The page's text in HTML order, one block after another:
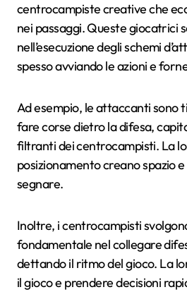
centrocampiste creative che
nei passaggi. Queste giocatrici
nell’esecuzione degli schemi
spesso avviando le azioni e
Ad esempio, le attaccanti sono
fare corse dietro la difesa,
filtranti dei centrocampisti. La
posizionamento creano spazio
segnare.
Inoltre, i centrocampisti
fondamentale nel collegare
dettando il ritmo del gioco. La
il gioco e prendere decisioni